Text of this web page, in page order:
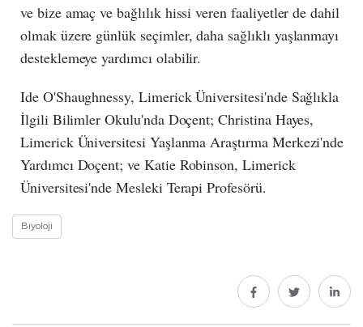
ve bize amaç ve bağlılık hissi veren faaliyetler de dahil
olmak üzere günlük seçimler, daha sağlıklı yaşlanmayı
desteklemeye yardımcı olabilir.
Ide O'Shaughnessy, Limerick Üniversitesi'nde Sağlıkla
İlgili Bilimler Okulu'nda Doçent; Christina Hayes,
Limerick Üniversitesi Yaşlanma Araştırma Merkezi'nde
Yardımcı Doçent; ve Katie Robinson, Limerick
Üniversitesi'nde Mesleki Terapi Profesörü.
Biyoloji